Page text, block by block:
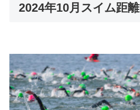
2024年10月スイム距離